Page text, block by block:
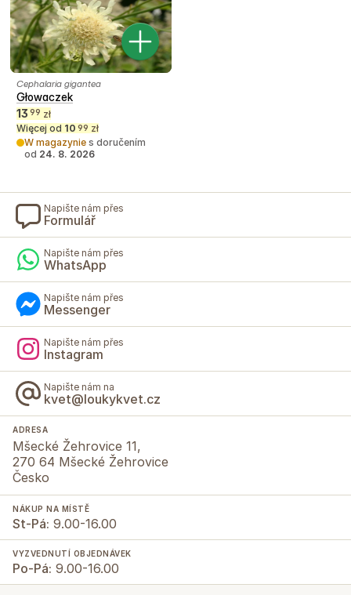
Cephalaria gigantea
Głowaczek
13 99 zł
Więcej od 10 99 zł
W magazynie s doručením
od 24. 8. 2026
Napište nám přes
Formulář
Napište nám přes
WhatsApp
Napište nám přes
Messenger
Napište nám přes
Instagram
Napište nám na
kvet@loukykvet.cz
ADRESA
Mšecké Žehrovice 11,
270 64 Mšecké Žehrovice
Česko
NÁKUP NA MÍSTĚ
St-Pá: 9.00-16.00
VYZVEDNUTÍ OBJEDNÁVEK
Po-Pá: 9.00-16.00